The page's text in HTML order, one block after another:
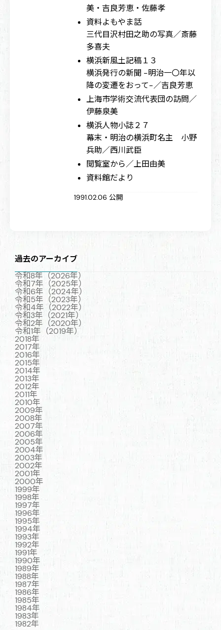
美・吉良芳恵・佐藤孝
資料よもやま話
三代目沢村田之助の写真／斎藤
多喜夫
横浜新風土記稿１３
横浜発行の新聞 −明治一〇年以
降の変遷をおって−／吉良芳恵
上海市学術交流代表団の訪問／
伊藤泉美
横浜人物小誌２７
幕末・明治の横浜町名主 小野
兵助／西川武臣
閲覧室から／上田由美
資料館だより
1991.02.06 公開
過去のアーカイブ
令和8年（2026年）
令和7年（2025年）
令和6年（2024年）
令和5年（2023年）
令和4年（2022年）
令和3年（2021年）
令和2年（2020年）
令和1年（2019年）
2018年
2017年
2016年
2015年
2014年
2013年
2012年
2011年
2010年
2009年
2008年
2007年
2006年
2005年
2004年
2003年
2002年
2001年
2000年
1999年
1998年
1997年
1996年
1995年
1994年
1993年
1992年
1991年
1990年
1989年
1988年
1987年
1986年
1985年
1984年
1983年
1982年